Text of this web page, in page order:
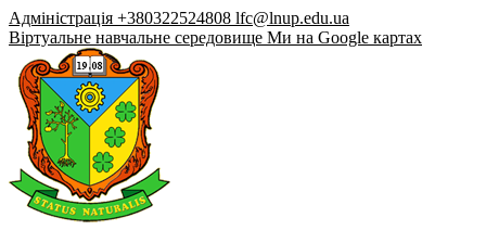
Адміністрація +380322524808 lfc@lnup.edu.ua
Віртуальне навчальне середовище Ми на Google картах